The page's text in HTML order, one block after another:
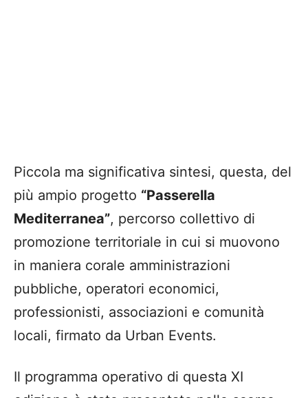
Piccola ma significativa sintesi, questa, del
più ampio progetto “Passerella
Mediterranea”, percorso collettivo di
promozione territoriale in cui si muovono
in maniera corale amministrazioni
pubbliche, operatori economici,
professionisti, associazioni e comunità
locali, firmato da Urban Events.
Il programma operativo di questa XI